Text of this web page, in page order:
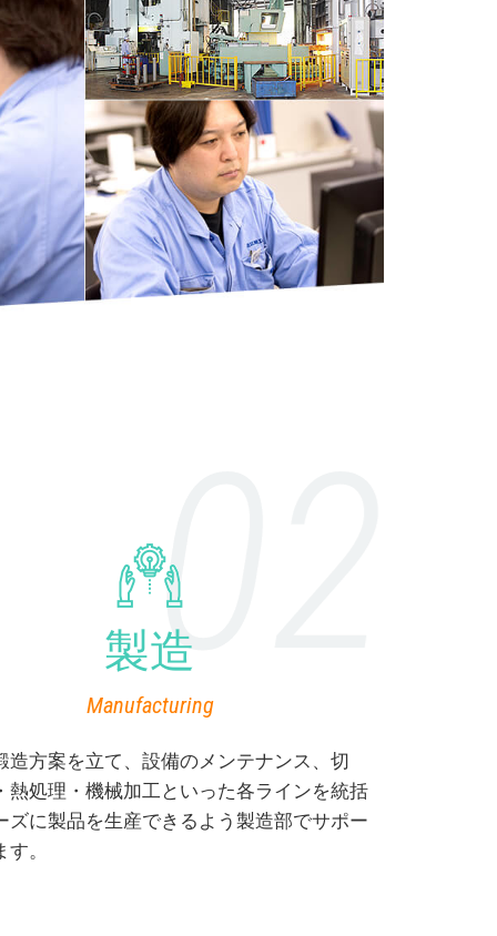
製造
Manufacturing
造方案を立て、設備のメンテナンス、切
熱処理・機械加工といった各ラインを統括
ズに製品を生産できるよう製造部でサポー
。